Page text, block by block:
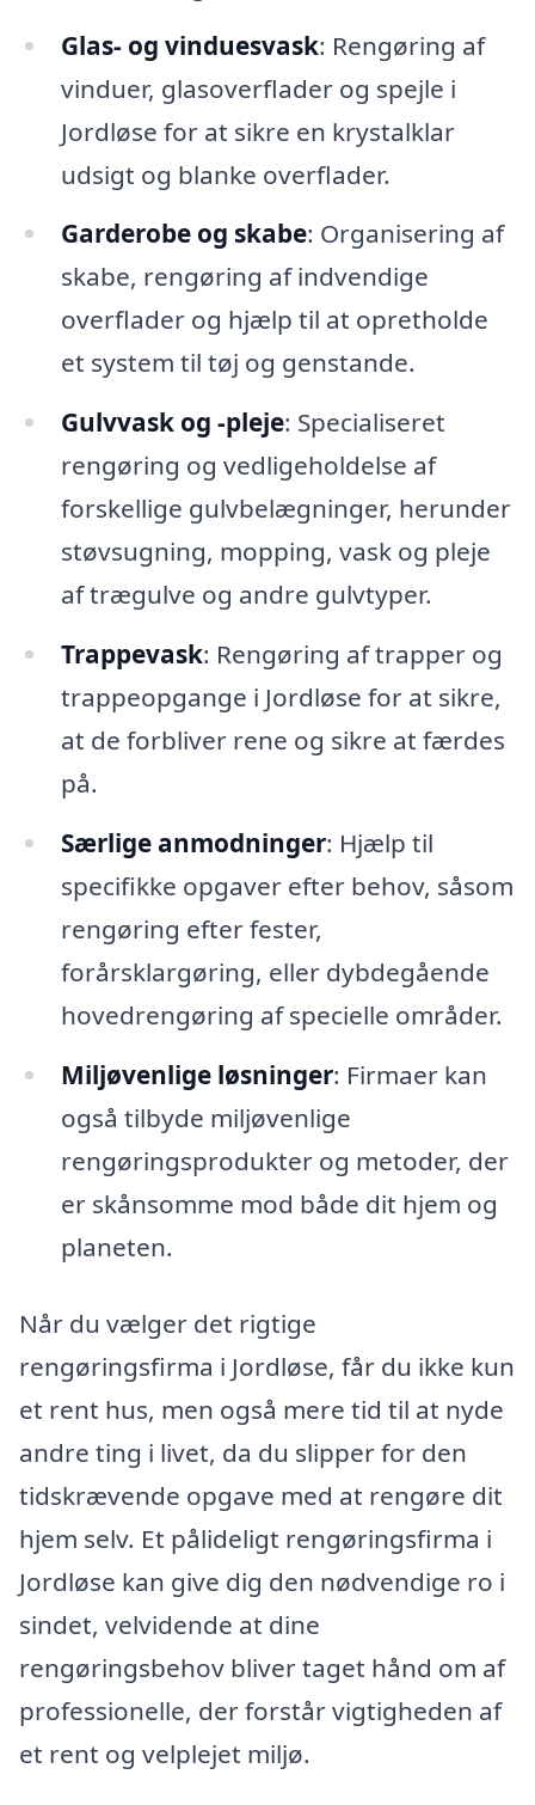
Glas- og vinduesvask: Rengøring af
vinduer, glasoverflader og spejle i
Jordløse for at sikre en krystalklar
udsigt og blanke overflader.
Garderobe og skabe: Organisering af
skabe, rengøring af indvendige
overflader og hjælp til at opretholde
et system til tøj og genstande.
Gulvvask og -pleje: Specialiseret
rengøring og vedligeholdelse af
forskellige gulvbelægninger, herunder
støvsugning, mopping, vask og pleje
af trægulve og andre gulvtyper.
Trappevask: Rengøring af trapper og
trappeopgange i Jordløse for at sikre,
at de forbliver rene og sikre at færdes
på.
Særlige anmodninger: Hjælp til
specifikke opgaver efter behov, såsom
rengøring efter fester,
forårsklargøring, eller dybdegående
hovedrengøring af specielle områder.
Miljøvenlige løsninger: Firmaer kan
også tilbyde miljøvenlige
rengøringsprodukter og metoder, der
er skånsomme mod både dit hjem og
planeten.
Når du vælger det rigtige
rengøringsfirma i Jordløse, får du ikke kun
et rent hus, men også mere tid til at nyde
andre ting i livet, da du slipper for den
tidskrævende opgave med at rengøre dit
hjem selv. Et pålideligt rengøringsfirma i
Jordløse kan give dig den nødvendige ro i
sindet, velvidende at dine
rengøringsbehov bliver taget hånd om af
professionelle, der forstår vigtigheden af
et rent og velplejet miljø.